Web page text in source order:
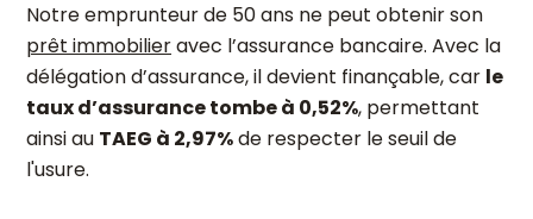
Notre emprunteur de 50 ans ne peut obtenir son
prêt immobilieravec l’assurance bancaire. Avec la
délégation d’assurance, il devient finançable, car le
taux d’assurance tombe à 0,52%, permettant
ainsi au TAEG à 2,97%de respecter le seuil de
l'usure.